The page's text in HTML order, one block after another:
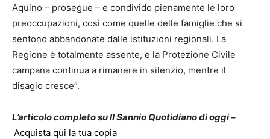
Aquino – prosegue – e condivido pienamente le loro
preoccupazioni, così come quelle delle famiglie che si
sentono abbandonate dalle istituzioni regionali. La
Regione è totalmente assente, e la Protezione Civile
campana continua a rimanere in silenzio, mentre il
disagio cresce”.
L’articolo completo su Il Sannio Quotidiano di oggi –
Acquista qui la tua copia